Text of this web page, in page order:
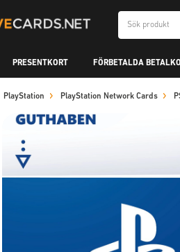
PRESENTKORT FÖRBETALDA
PlayStation PlayStation Network Cards